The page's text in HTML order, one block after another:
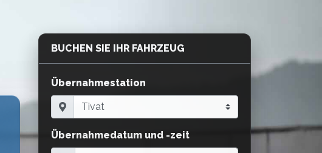
BUCHEN SIE IHR FAHRZEUG
Übernahmestation
Übernahmedatum und -zeit